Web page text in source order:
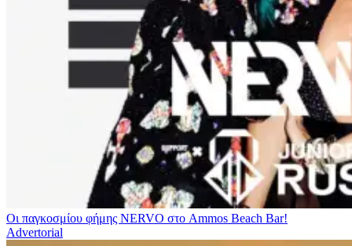
Οι παγκοσμίου φήμης NERVO στο Ammos Beach Bar!
Advertorial